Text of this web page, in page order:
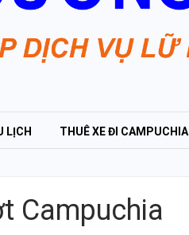
LỊCH THUÊ XE ĐI CAMPUCHIA
Campuchia